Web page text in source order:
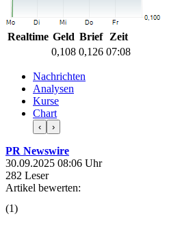
Realtime Geld Brief
Zeit
0,108 0,126 07:08
Nachrichten
Analysen
Kurse
Chart
‹ ›
PR Newswire
30.09.2025 08:06 Uhr
282 Leser
Artikel bewerten:
(1)